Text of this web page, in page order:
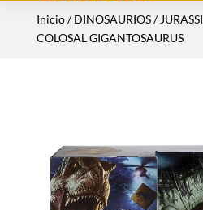
Inicio/DINOSAURIOS/
COLOSAL GIGANTOSAURUS